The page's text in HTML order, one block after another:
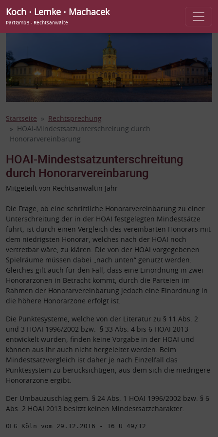
Koch ⋅ Lemke ⋅ Machacek
PartGmbB - Rechtsanwälte
Startseite
Rechtsprechung
HOAI-Mindestsatzunterschreitung durch
Honorarvereinbarung
HOAI-Mindestsatzunterschreitung
durch Honorarvereinbarung
Mitgeteilt von Rechtsanwältin Jahr
Die Frage, ob eine schriftliche Honorarvereinbarung zu einer
Unterschreitung der in der HOAI festgelegten Mindestsätze
führt, ist durch einen Vergleich des vereinbarten Honorars mit
dem niedrigsten Honorar, welches nach der HOAI noch
vertretbar wäre, zu klären. Die von der HOAI vorgegebenen
Spielräume müssen dabei „nach unten“ genutzt werden.
Gleiches gilt auch für den Fall, dass eine Einordnung in zwei
Honorarzonen in Betracht kommt, durch die Parteien im
Rahmen der Honorarvereinbarung jedoch eine Einordnung in
die höhere Honorarzone erfolgt ist.
Die Punktesysteme, welche von der Literatur zu § 11 Abs. 2
und 3 HOAI 1996/2002 bzw. § 33 Abs. 4 bis 6 HOAI 2013
entwickelt wurden, finden keine Vorgabe in der HOAI und
können aus ihr auch nicht hergeleitet werden. Beim
Mindestsatzvergleich ist daher je nach Einzelfall das
Punktesystem zu berücksichtigen, aus dem sich die niedrigere
Honorarzone ergibt.
Der Umbauzuschlag gem. § 24 Abs. 1 HOAI 1996/2002 bzw. § 6
Abs. 2 HOAI 2013 besitzt keinen Mindestsatzcharakter.
OLG Köln vom 29.12.2016 - 16 U 49/12